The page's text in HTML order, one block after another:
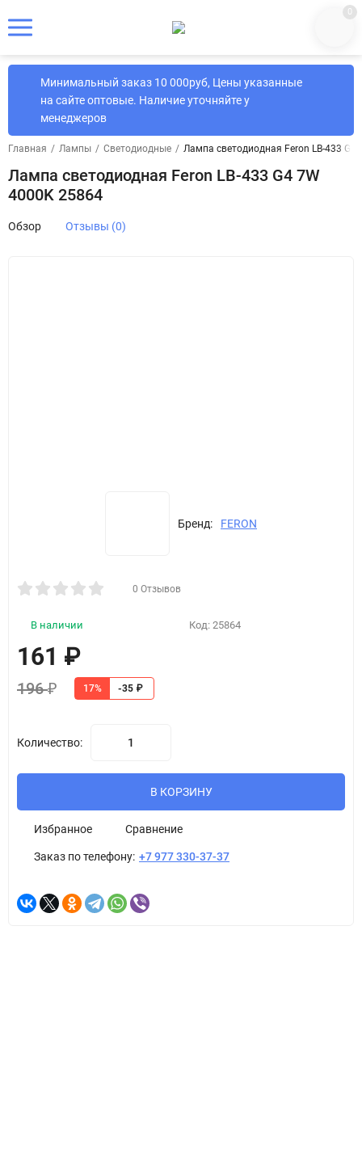
0
Минимальный заказ 10 000руб, Цены указанные
на сайте оптовые. Наличие уточняйте у
менеджеров
Главная / Лампы / Светодиодные / Лампа светодиодная Feron LB-433 G4
Лампа светодиодная Feron LB-433 G4 7W
4000K 25864
Обзор Отзывы (0)
Бренд: FERON
0 Отзывов
В наличии Код: 25864
161 ₽
196₽ 17% -35 ₽
Количество:
В КОРЗИНУ
Избранное Сравнение
Заказ по телефону: +7 977 330-37-37